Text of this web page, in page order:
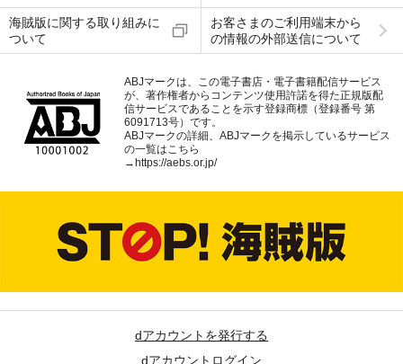
海賊版に関する取り組みに
ついて
お客さまのご利用端末から
の情報の外部送信について
ABJマークは、この電子書店・電子書籍配信サービス
が、著作権者からコンテンツ使用許諾を得た正規版配
信サービスであることを示す登録商標（登録番号 第
6091713号）です。
ABJマークの詳細、ABJマークを掲示しているサービス
の一覧はこちら
→ https://aebs.or.jp/
dアカウントを発行する
dアカウントログイン